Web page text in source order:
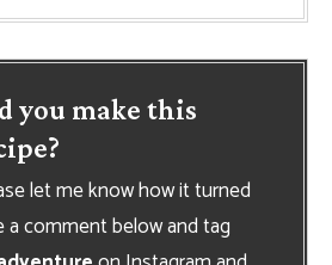
you make this
let me know how it turned
comment below and tag